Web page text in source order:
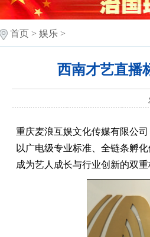
首页> 娱乐>
西南才艺直播
重庆麦浪互娱文化传媒有限公
以广电级专业标准、全链条孵
成为艺人成长与行业创新的双重